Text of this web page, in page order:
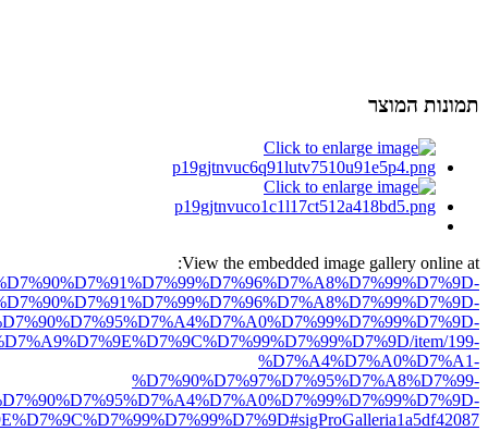
תמונות המוצר
View the embedded image gallery online at:
item/199-
%D7%A4%D7%A0%D7%A1-
%D7%90%D7%97%D7%95%D7%A8%D7%99-